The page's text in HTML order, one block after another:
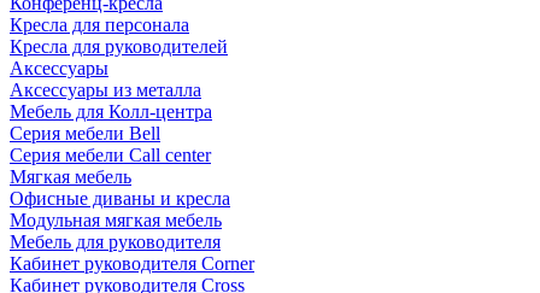
Кресла для персонала
Кресла для руководителей
Аксессуары
Аксессуары из металла
Мебель для Колл-центра
Серия мебели Bell
Серия мебели Call center
Мягкая мебель
Офисные диваны и кресла
Модульная мягкая мебель
Мебель для руководителя
Кабинет руководителя Corner
Кабинет руководителя Cross